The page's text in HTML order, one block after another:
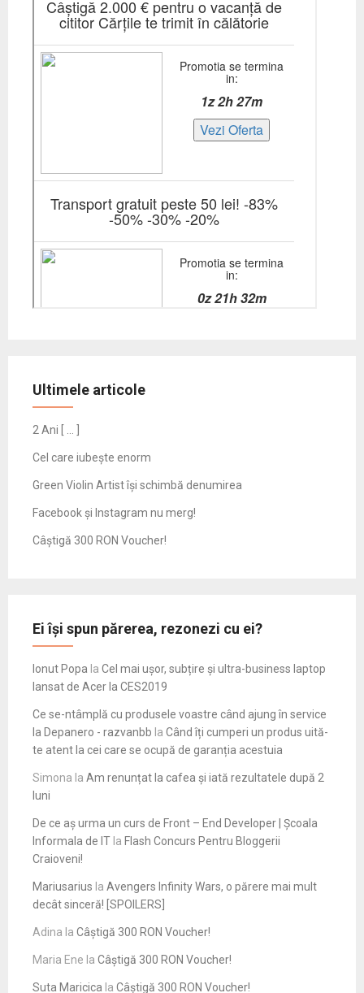
Ultimele articole
2 Ani [ … ]
Cel care iubește enorm
Green Violin Artist își schimbă denumirea
Facebook și Instagram nu merg!
Câștigă 300 RON Voucher!
Ei își spun părerea, rezonezi cu ei?
Ionut Popa la Cel mai ușor, subțire și ultra-business laptop
lansat de Acer la CES2019
Ce se-ntâmplă cu produsele voastre când ajung în service
la Depanero - razvanbb la Când îți cumperi un produs uită-
te atent la cei care se ocupă de garanția acestuia
Simona la Am renunțat la cafea și iată rezultatele după 2
luni
De ce aș urma un curs de Front – End Developer | Școala
Informala de IT la Flash Concurs Pentru Bloggerii
Craioveni!
Mariusarius la Avengers Infinity Wars, o părere mai mult
decât sinceră! [SPOILERS]
Adina la Câștigă 300 RON Voucher!
Maria Ene la Câștigă 300 RON Voucher!
Suta Maricica la Câștigă 300 RON Voucher!